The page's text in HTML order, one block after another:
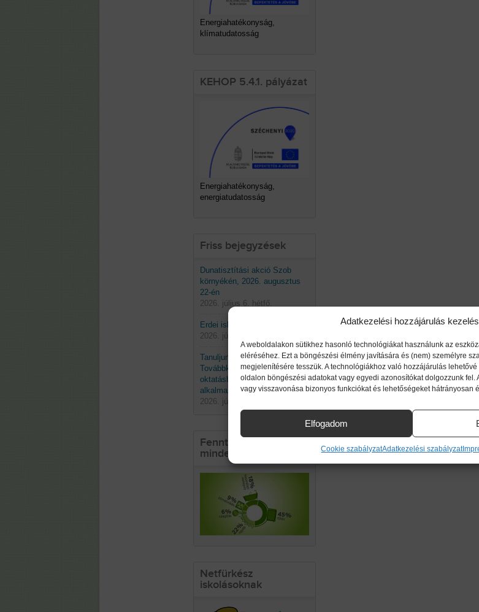
Adatkezelési hozzájárulás
A weboldalakon sütikhez hasonló technológiákat használunk az
eléréséhez. Ezt a böngészési élmény javítására és (nem) személyre
megjelenítésére tesszük. A technológiákhoz való hozzájárulás
oldalon böngészési adatokat vagy egyedi azonosítókat dolgozzunk fel.
vagy visszavonása bizonyos funkciókat és lehetőségeket hátrányosan
Elfogadom
Cookie szabályzatAdatkezelési szabályzat
Energiahatékonyság,
klímatudatosság
KEHOP 5.4.1. pályázat
Energiahatékonyság,
energiatudatosság
Friss bejegyzések
Dunatisztítási akció Szob
környékén, 2026. augusztus
22-én
2026. július 6. hétfő.
Erdei iskolák 2026 tavaszán
2026. június 29. hétfő.
Tanuljunk a természettől!
Továbbképzés a biomimikri
oktatásban való
alkalmazásáról
2026. június 19. péntek.
Fenntarthatóság a
mindennapokban
Netfürkész
iskolásoknak